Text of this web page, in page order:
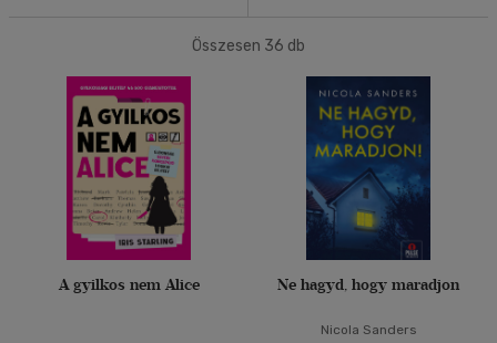
Elérhetőség
Előrendelhető
Nyelv szerint
Magyar(36)
Összesen 36 db
A gyilkos nem Alice Ne hagyd, hogy maradjon
Nicola Sanders